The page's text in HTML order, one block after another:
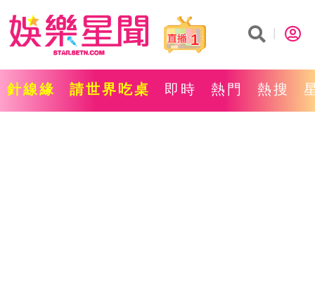
1
針線緣 請世界吃桌 即時 熱門 熱搜